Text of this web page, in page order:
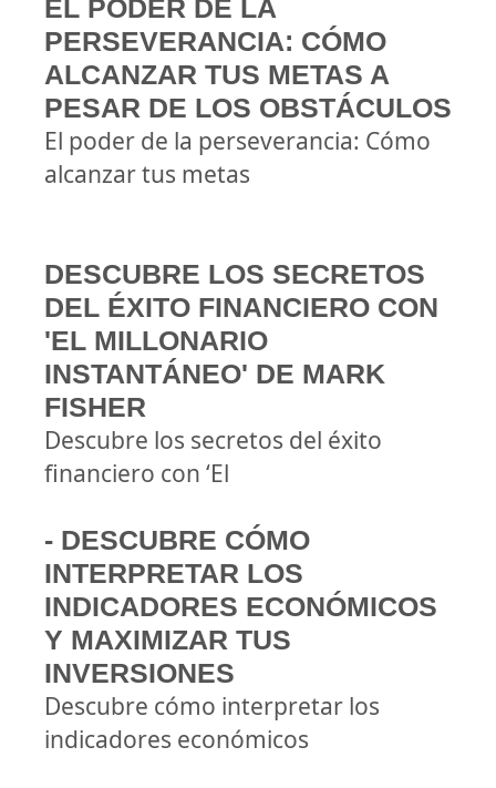
EL PODER DE LA
PERSEVERANCIA: CÓMO
ALCANZAR TUS METAS A
PESAR DE LOS OBSTÁCULOS
El poder de la perseverancia: Cómo
alcanzar tus metas
DESCUBRE LOS SECRETOS
DEL ÉXITO FINANCIERO CON
'EL MILLONARIO
INSTANTÁNEO' DE MARK
FISHER
Descubre los secretos del éxito
financiero con ‘El
- DESCUBRE CÓMO
INTERPRETAR LOS
INDICADORES ECONÓMICOS
Y MAXIMIZAR TUS
INVERSIONES
Descubre cómo interpretar los
indicadores económicos